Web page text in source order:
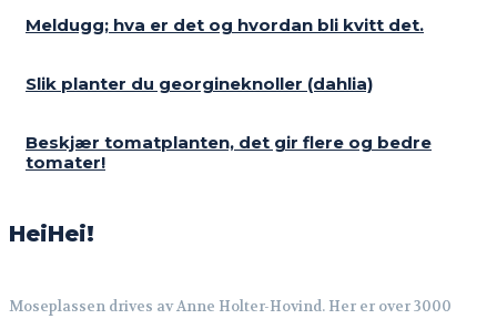
Meldugg; hva er det og hvordan bli kvitt det.
Slik planter du georgineknoller (dahlia)
Beskjær tomatplanten, det gir flere og bedre
tomater!
HeiHei!
Moseplassen drives av Anne Holter-Hovind. Her er over 3000